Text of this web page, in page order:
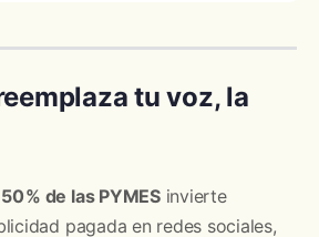
tu voz, la
50 % de las PYMESinvierte
pagada en redes sociales,